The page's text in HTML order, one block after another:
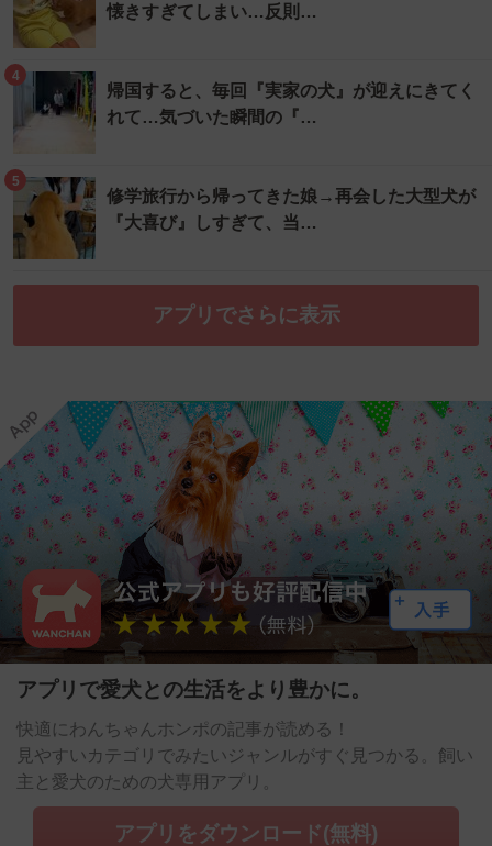
懐きすぎてしまい…反則…
4
帰国すると、毎回『実家の犬』が迎えにきてく
れて…気づいた瞬間の『…
5
修学旅行から帰ってきた娘→再会した大型犬が
『大喜び』しすぎて、当…
アプリでさらに表示
アプリで愛犬との生活をより豊かに。
快適にわんちゃんホンポの記事が読める！
見やすいカテゴリでみたいジャンルがすぐ見つかる。飼い
主と愛犬のための犬専用アプリ。
アプリをダウンロード(無料)